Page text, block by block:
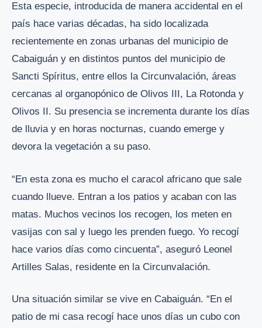
Esta especie, introducida de manera accidental en el
país hace varias décadas, ha sido localizada
recientemente en zonas urbanas del municipio de
Cabaiguán y en distintos puntos del municipio de
Sancti Spíritus, entre ellos la Circunvalación, áreas
cercanas al organopónico de Olivos III, La Rotonda y
Olivos II. Su presencia se incrementa durante los días
de lluvia y en horas nocturnas, cuando emerge y
devora la vegetación a su paso.
“En esta zona es mucho el caracol africano que sale
cuando llueve. Entran a los patios y acaban con las
matas. Muchos vecinos los recogen, los meten en
vasijas con sal y luego les prenden fuego. Yo recogí
hace varios días como cincuenta”, aseguró Leonel
Artilles Salas, residente en la Circunvalación.
Una situación similar se vive en Cabaiguán. “En el
patio de mi casa recogí hace unos días un cubo con